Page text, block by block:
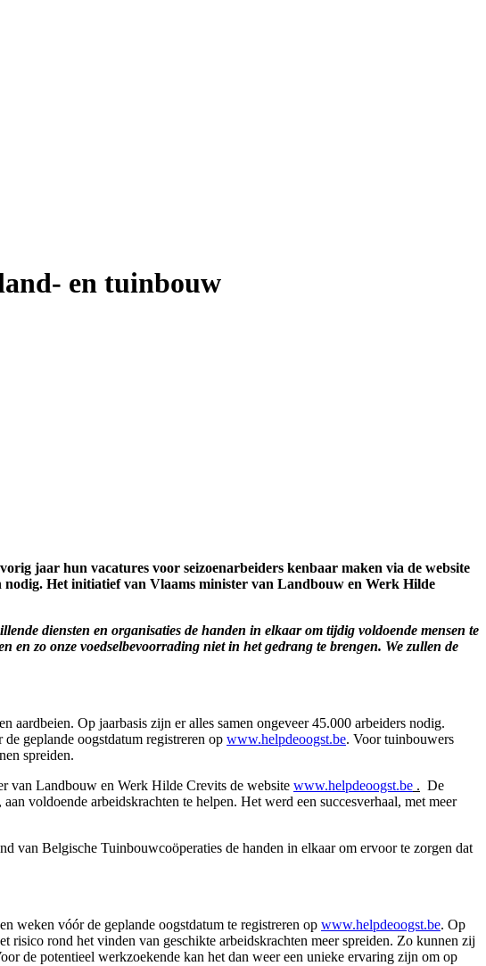
en tuinbouw
jaar hun vacatures voor seizoenarbeiders kenbaar maken via de website
Het initiatief van Vlaams minister van Landbouw en Werk Hilde
diensten en organisaties de handen in elkaar om tijdig voldoende mensen te
en zo onze voedselbevoorrading niet in het gedrang te brengen. We zullen de
aardbeien. Op jaarbasis zijn er alles samen ongeveer 45.000 arbeiders nodig.
geplande oogstdatum registreren op www.helpdeoogst.be. Voor tuinbouwers
spreiden.
van Landbouw en Werk Hilde Crevits de website www.helpdeoogst.be . De
voldoende arbeidskrachten te helpen. Het werd een succesverhaal, met meer
van Belgische Tuinbouwcoöperaties de handen in elkaar om ervoor te zorgen dat
weken vóór de geplande oogstdatum te registreren op www.helpdeoogst.be. Op
rond het vinden van geschikte arbeidskrachten meer spreiden. Zo kunnen zij
de potentieel werkzoekende kan het dan weer een unieke ervaring zijn om op